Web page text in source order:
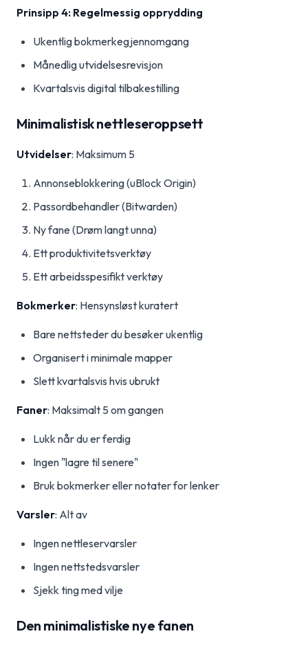
Prinsipp 4: Regelmessig opprydding
Ukentlig bokmerkegjennomgang
Månedlig utvidelsesrevisjon
Kvartalsvis digital tilbakestilling
Minimalistisk nettleseroppsett
Utvidelser: Maksimum 5
Annonseblokkering (uBlock Origin)
Passordbehandler (Bitwarden)
Ny fane (Drøm langt unna)
Ett produktivitetsverktøy
Ett arbeidsspesifikt verktøy
Bokmerker: Hensynsløst kuratert
Bare nettsteder du besøker ukentlig
Organisert i minimale mapper
Slett kvartalsvis hvis ubrukt
Faner: Maksimalt 5 om gangen
Lukk når du er ferdig
Ingen "lagre til senere"
Bruk bokmerker eller notater for lenker
Varsler: Alt av
Ingen nettleservarsler
Ingen nettstedsvarsler
Sjekk ting med vilje
Den minimalistiske nye fanen